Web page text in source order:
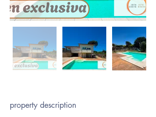
property description